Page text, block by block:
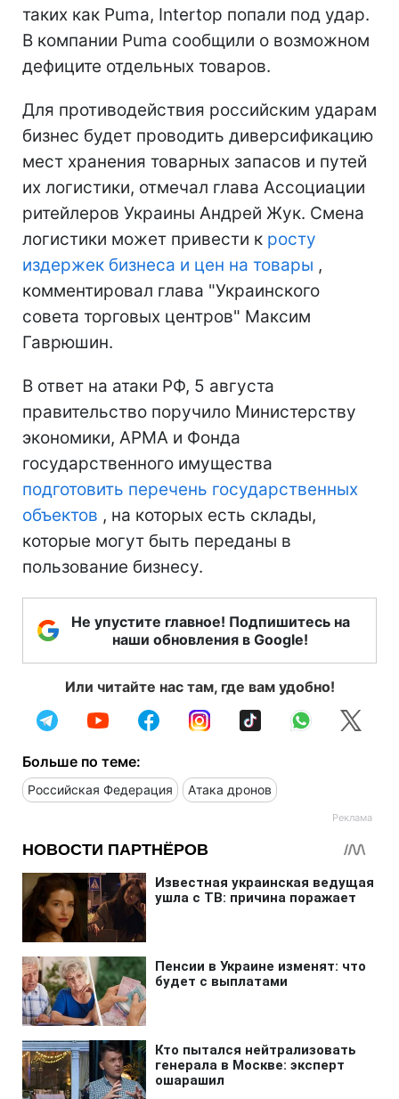
таких как Puma, Intertop попали под удар.
В компании Puma сообщили о возможном
дефиците отдельных товаров.
Для противодействия российским ударам
бизнес будет проводить диверсификацию
мест хранения товарных запасов и путей
их логистики, отмечал глава Ассоциации
ритейлеров Украины Андрей Жук. Смена
логистики может привести к росту
издержек бизнеса и цен на товары ,
комментировал глава "Украинского
совета торговых центров" Максим
Гаврюшин.
В ответ на атаки РФ, 5 августа
правительство поручило Министерству
экономики, АРМА и Фонда
государственного имущества
подготовить перечень государственных
объектов , на которых есть склады,
которые могут быть переданы в
пользование бизнесу.
Не упустите главное! Подпишитесь на
наши обновления в Google!
Или читайте нас там, где вам удобно!
Больше по теме:
Российская Федерация Атака дронов